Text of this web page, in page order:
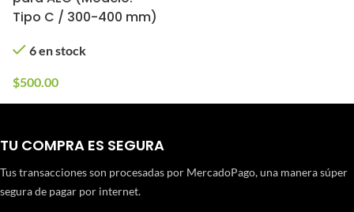
Tipo C / 300-400 mm)
6 en stock
$500.00
TU COMPRA ES SEGURA
Tus transacciones son procesadas por MercadoPago, una manera súper
segura de pagar por internet.